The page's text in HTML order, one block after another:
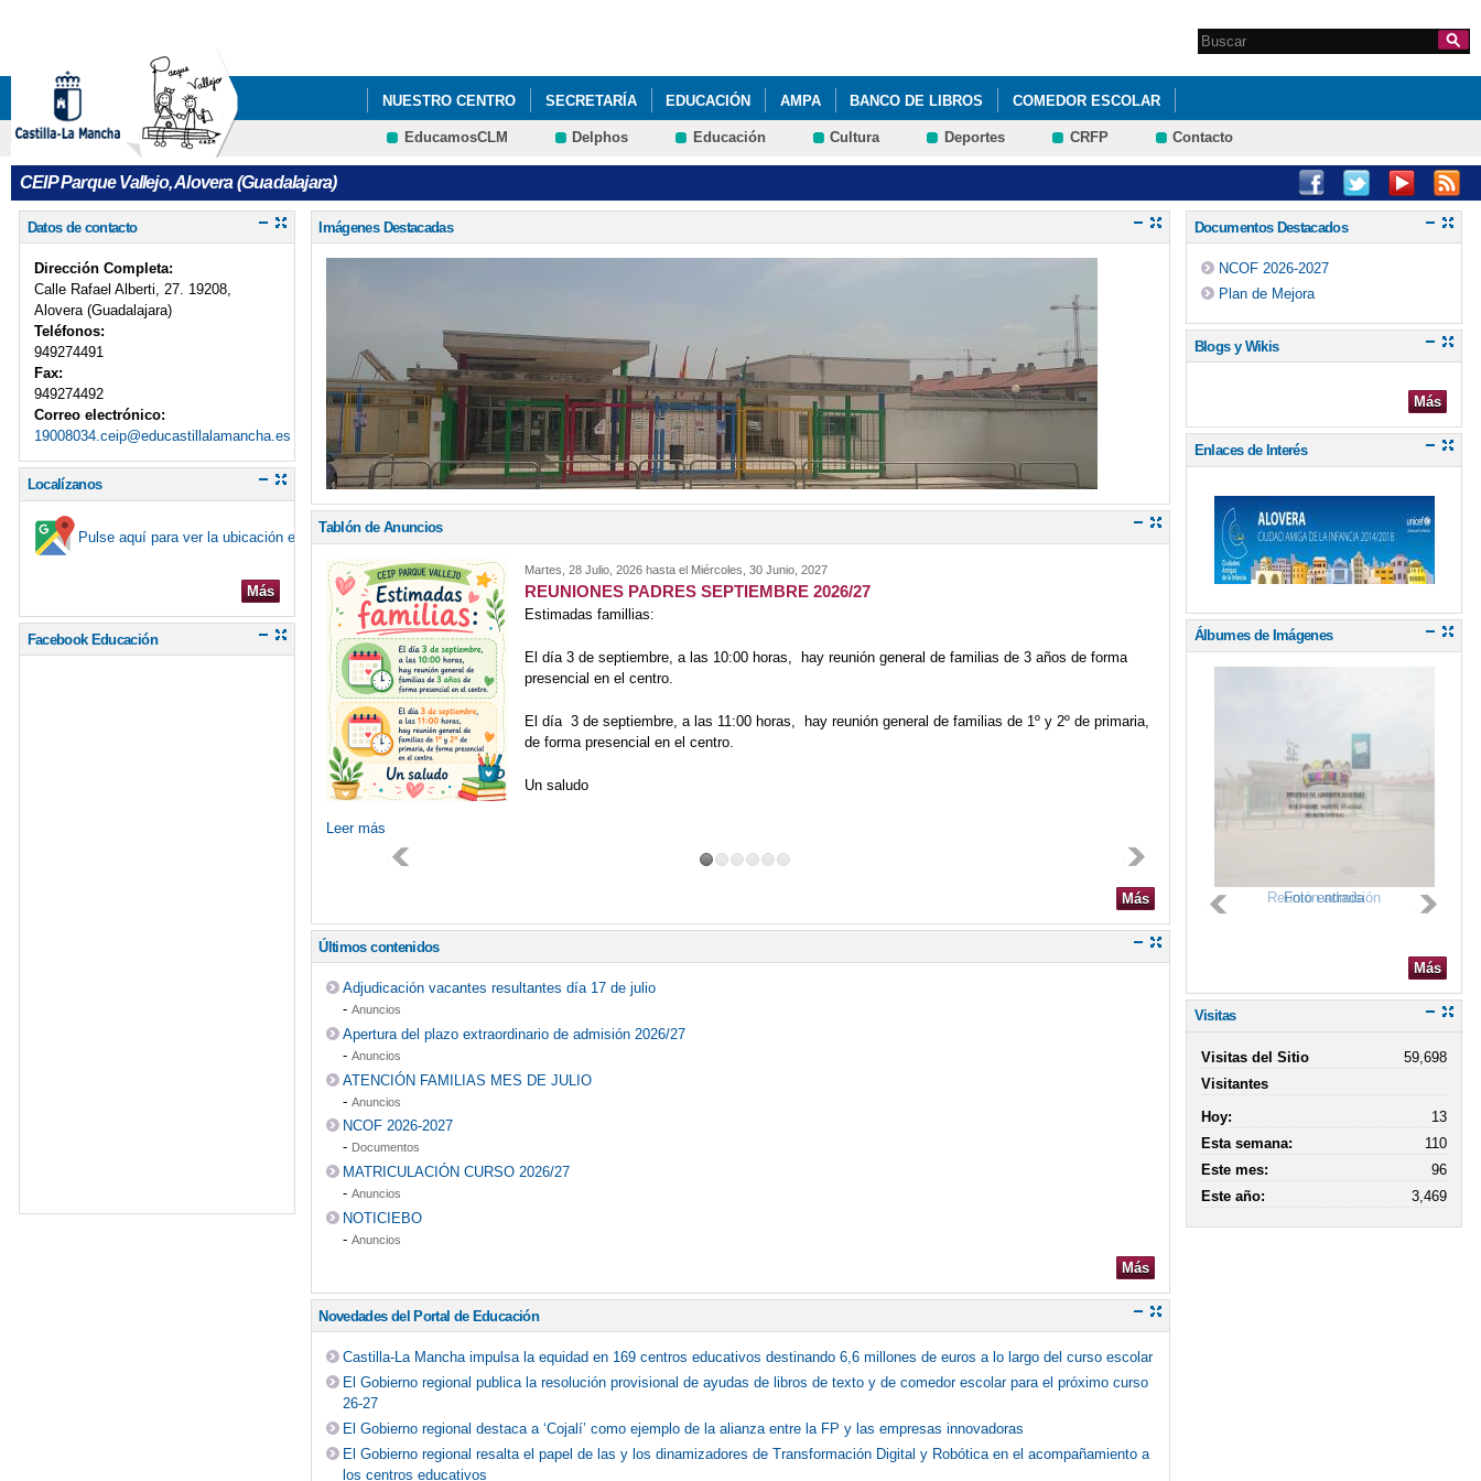
Formulario de
Search this site
NUESTRO CENTRO SECRETARÍA EDUCACIÓN AMPA BANCO DE LIBROS COMEDOR ESCOLAR
EducamosCLM Delphos Educación Cultura Deportes CRFP Contacto
CEIP Parque Vallejo, Alovera (Guadalajara)
Datos de contacto
Dirección Completa:
Calle Rafael Alberti, 27. 19208,
Alovera (Guadalajara)
Teléfonos:
949274491
Fax:
949274492
Correo electrónico:
19008034.ceip@educastillalamancha.es
Localízanos
Pulse aquí para ver la ubicación en el mapa
Más
Facebook Educación
Imágenes Destacadas
Tablón de Anuncios
Martes, 28 Julio, 2026 hasta el Miércoles, 30 Junio, 2027
REUNIONES PADRES SEPTIEMBRE 2026/27
Estimadas famillias:
El día 3 de septiembre, a las 10:00 horas, hay reunión general de familias de 3 años de forma
presencial en el centro.
El día 3 de septiembre, a las 11:00 horas, hay reunión general de familias de 1º y 2º de primaria,
de forma presencial en el centro.
Un saludo
Leer más
Más
Últimos contenidos
Adjudicación vacantes resultantes día 17 de julio
-Anuncios
Apertura del plazo extraordinario de admisión 2026/27
-Anuncios
ATENCIÓN FAMILIAS MES DE JULIO
-Anuncios
NCOF 2026-2027
- Documentos
MATRICULACIÓN CURSO 2026/27
-Anuncios
NOTICIEBO
-Anuncios
Más
Novedades del Portal de Educación
Castilla-La Mancha impulsa la equidad en 169 centros educativos destinando 6,6 millones de euros a lo largo del curso escolar
El Gobierno regional publica la resolución provisional de ayudas de libros de texto y de comedor escolar para el próximo curso
26-27
El Gobierno regional destaca a ‘Cojalí’ como ejemplo de la alianza entre la FP y las empresas innovadoras
El Gobierno regional resalta el papel de las y los dinamizadores de Transformación Digital y Robótica en el acompañamiento a
los centros educativos
Documentos Destacados
NCOF 2026-2027
Plan de Mejora
Blogs y Wikis
Más
Enlaces de Interés
Álbumes de Imágenes
Foto entrada
Reunión admisión
Más
Visitas
Visitas del Sitio
59,698
Visitantes
Hoy:
13
Esta semana:
110
Este mes:
96
Este año:
3,469